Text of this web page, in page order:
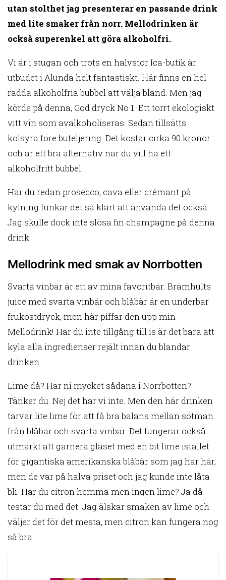
utan stolthet jag presenterar en passande drink
med lite smaker från norr. Mellodrinken är
också superenkel att göra alkoholfri.
Vi är i stugan och trots en halvstor Ica-butik är
utbudet i Alunda helt fantastiskt. Här finns en hel
radda alkoholfria bubbel att välja bland. Men jag
körde på denna, God dryck No 1. Ett torrt ekologiskt
vitt vin som avalkoholiseras. Sedan tillsätts
kolsyra före buteljering. Det kostar cirka 90 kronor
och är ett bra alternativ när du vill ha ett
alkoholfritt bubbel.
Har du redan prosecco, cava eller crémant på
kylning funkar det så klart att använda det också.
Jag skulle dock inte slösa fin champagne på denna
drink.
Mellodrink med smak av Norrbotten
Svarta vinbär är ett av mina favoritbär. Brämhults
juice med svarta vinbär och blåbär är en underbar
frukostdryck, men här piffar den upp min
Mellodrink! Har du inte tillgång till is är det bara att
kyla alla ingredienser rejält innan du blandar
drinken.
Lime då? Har ni mycket sådana i Norrbotten?
Tänker du. Nej det har vi inte. Men den här drinken
tarvar lite lime för att få bra balans mellan sötman
från blåbär och svarta vinbär. Det fungerar också
utmärkt att garnera glaset med en bit lime istället
för gigantiska amerikanska blåbär som jag har här,
men de var på halva priset och jag kunde inte låta
bli. Har du citron hemma men ingen lime? Ja då
testar du med det. Jag älskar smaken av lime och
väljer det för det mesta, men citron kan fungera nog
så bra.